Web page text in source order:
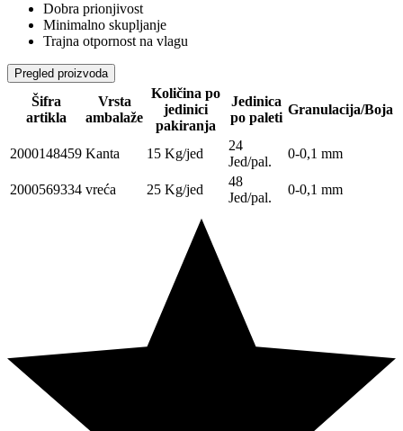
Dobra prionjivost
Minimalno skupljanje
Trajna otpornost na vlagu
Pregled proizvoda
Šifra
artikla
Vrsta
ambalaže
Količina po
jedinici
pakiranja
Jedinica
po paleti
Granulacija/Boja
2000148459 Kanta 15 Kg/jed
24
Jed/pal.
0-0,1 mm
2000569334 vreća 25 Kg/jed
48
Jed/pal.
0-0,1 mm